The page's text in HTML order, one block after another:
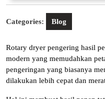
Categories: Blog
Rotary dryer pengering hasil
modern yang memudahkan
pengeringan yang biasanya
dilakukan lebih cepat dan